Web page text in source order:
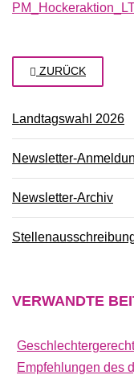
ZURÜCK
Landtagswahl 2026
Newsletter-
Newsletter-Archiv
VERWANDTE
Empfehlungen des